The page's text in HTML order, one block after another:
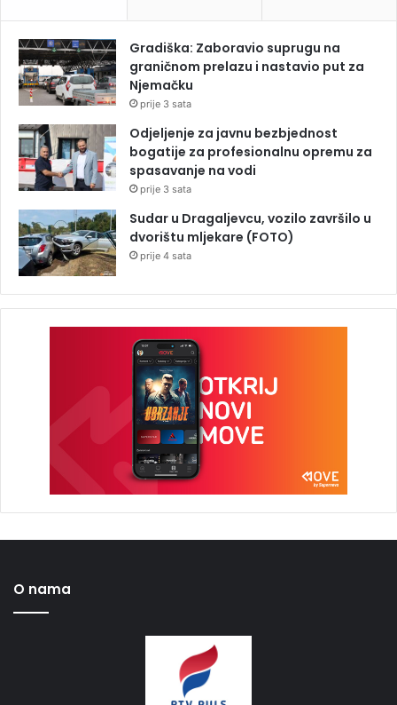
Gradiška: Zaboravio suprugu na
graničnom prelazu i nastavio put za
Njemačku
prije 3 sata
Odjeljenje za javnu bezbjednost
bogatije za profesionalnu opremu za
spasavanje na vodi
prije 3 sata
Sudar u Dragaljevcu, vozilo završilo u
dvorištu mljekare (FOTO)
prije 4 sata
O nama